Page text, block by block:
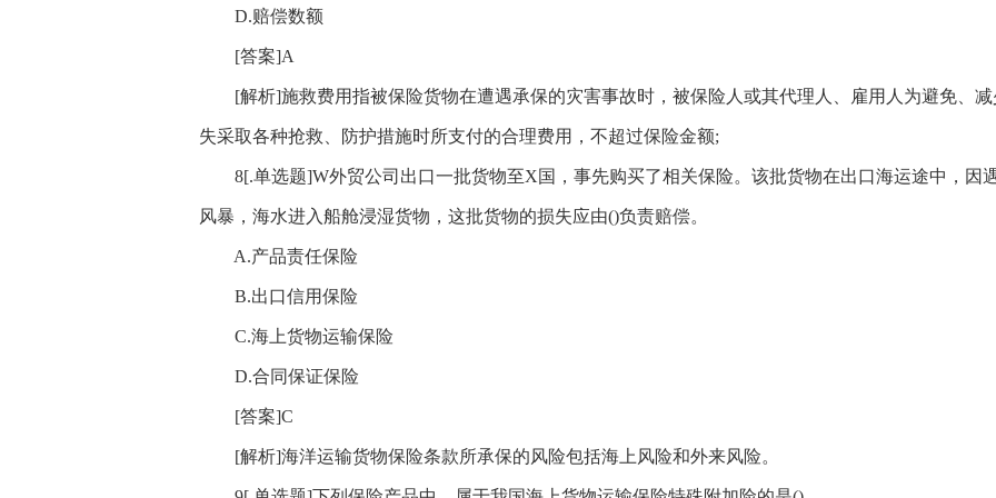
D.赔偿数额
[答案]A
[解析]施救费用指被保险货物在遭遇承保的灾害事故时，被保险人或其代理人、雇用人为避免、减
失采取各种抢救、防护措施时所支付的合理费用，不超过保险金额;
8[.单选题]W外贸公司出口一批货物至X国，事先购买了相关保险。该批货物在出口海运途中，因
风暴，海水进入船舱浸湿货物，这批货物的损失应由()负责赔偿。
A.产品责任保险
B.出口信用保险
C.海上货物运输保险
D.合同保证保险
[答案]C
[解析]海洋运输货物保险条款所承保的风险包括海上风险和外来风险。